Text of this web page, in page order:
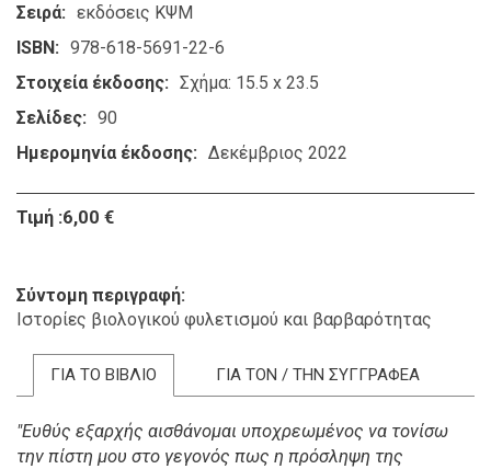
Σειρά
εκδόσεις ΚΨΜ
ISBN
978-618-5691-22-6
Στοιχεία έκδοσης
Σχήμα: 15.5 x 23.5
Σελίδες
90
Ημερομηνία έκδοσης
Δεκέμβριος 2022
Τιμή :6,00 €
Σύντομη περιγραφή
Ιστορίες βιολογικού φυλετισμού και βαρβαρότητας
ΓΙΑ ΤΟ ΒΙΒΛΙΟ ΓΙΑ ΤΟΝ / ΤΗΝ ΣΥΓΓΡΑΦΕΑ
"Ευθύς εξαρχής αισθάνομαι υποχρεωμένος να τονίσω
την πίστη μου στο γεγονός πως η πρόσληψη της